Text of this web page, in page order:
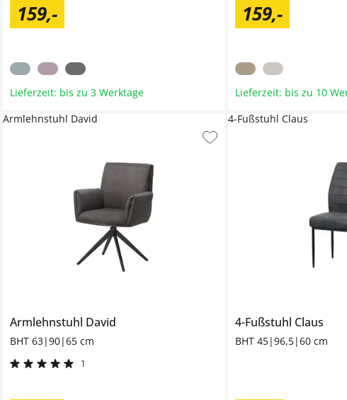
159,-
Lieferzeit: bis zu 3 Werktage
159,-
Lieferzeit: bis zu 10
Armlehnstuhl David
BHT 63|90|65 cm
1
Armlehnstuhl David
4-Fußstuhl Claus
BHT 45|96,5|60 cm
4-Fußstuhl Claus